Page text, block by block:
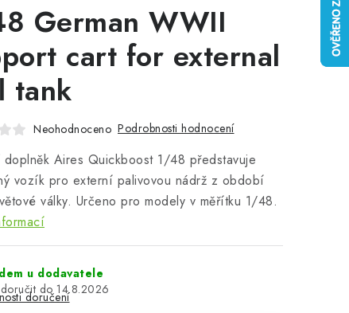
German WWII
cart for external
tank
Neohodnoceno Podrobnosti hodnocení
Aires Quickboost 1/48 představuje
vozík pro externí palivovou nádrž z období
války. Určeno pro modely v měřítku 1/48.
u dodavatele
14.8.2026
doručení